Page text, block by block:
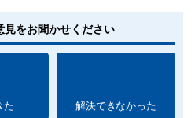
見をお聞かせください
た 解決できなかった